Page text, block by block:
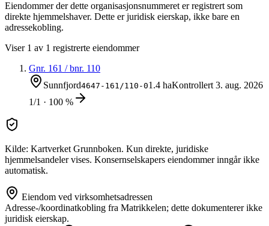
Eiendommer der dette organisasjonsnummeret er registrert som
direkte hjemmelshaver. Dette er juridisk eierskap, ikke bare en
adressekobling.
Viser 1 av 1 registrerte eiendommer
Gnr. 161 / bnr. 110
Sunnfjord4647-161/110-01.4 haKontrollert 3. aug. 2026
1/1 · 100 %
Kilde: Kartverket Grunnboken. Kun direkte, juridiske
hjemmelsandeler vises. Konsernselskapers eiendommer inngår ikke
automatisk.
Eiendom ved virksomhetsadressen
Adresse-/koordinatkobling fra Matrikkelen; dette dokumenterer ikke
juridisk eierskap.